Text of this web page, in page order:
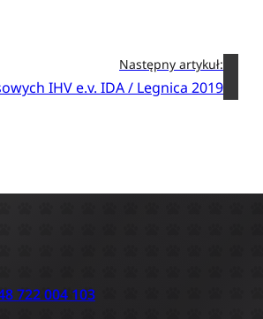
Następny artykuł:
IHV e.v. IDA / Legnica 2019
722 004 103